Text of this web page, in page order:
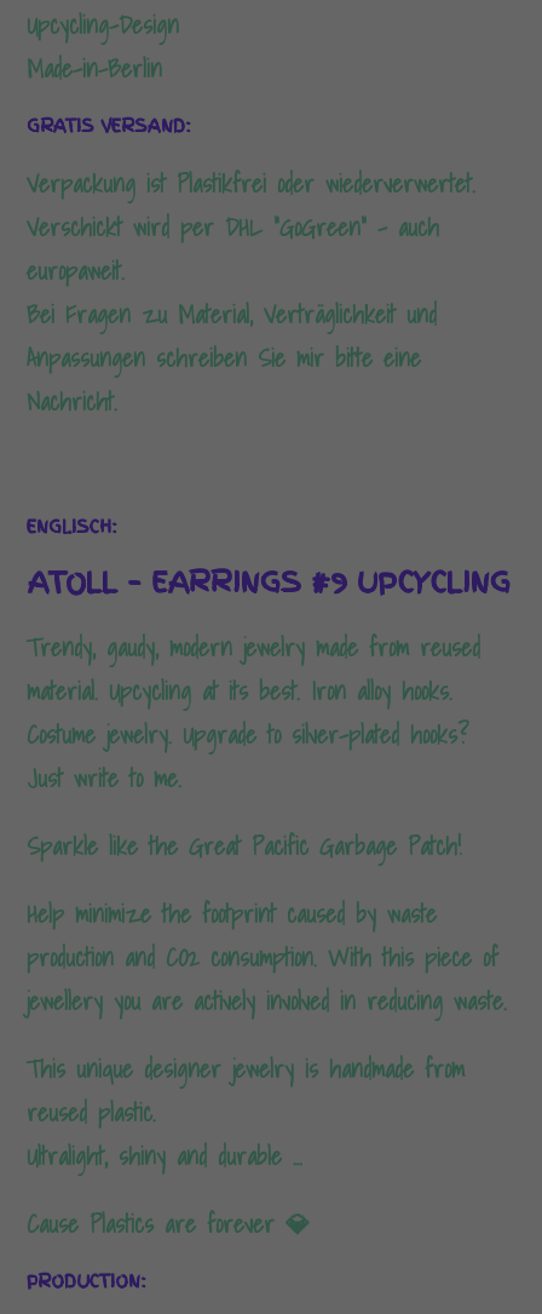
Upcycling-Design
Made-in-Berlin
GRATIS VERSAND:
Verpackung ist Plastikfrei oder wiederverwertet.
Verschickt wird per DHL “GoGreen” – auch
europaweit.
Bei Fragen zu Material, Verträglichkeit und
Anpassungen schreiben Sie mir bitte eine
Nachricht.
ENGLISCH:
ATOLL – EARRINGS #9 UPCYCLING
Trendy, gaudy, modern jewelry made from reused
material. Upcycling at its best. Iron alloy hooks.
Costume jewelry. Upgrade to silver-plated hooks?
Just write to me.
Sparkle like the Great Pacific Garbage Patch!
Help minimize the footprint caused by waste
production and CO2 consumption. With this piece of
jewellery you are actively involved in reducing waste.
This unique designer jewelry is handmade from
reused plastic.
Ultralight, shiny and durable …
Cause Plastics are forever 💎
PRODUCTION: